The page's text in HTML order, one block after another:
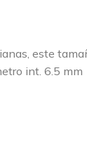
este
int. 6.5 mm